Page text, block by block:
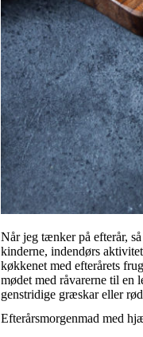
Når jeg tænker på efterår,
kinderne, indendørs
køkkenet med efterårets
mødet med råvarerne til en
genstridige græskar eller
Efterårsmorgenmad med